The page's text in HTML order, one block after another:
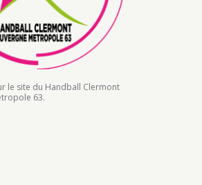
le site du Handball Clermont
63.